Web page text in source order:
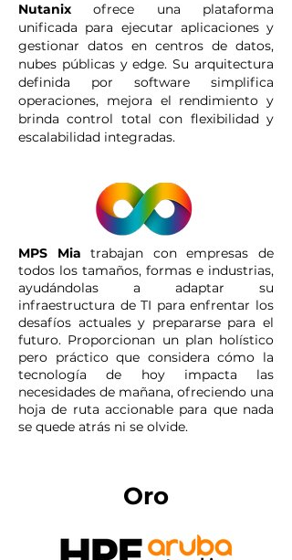
Nutanixofrece una plataforma
unificada para ejecutar aplicaciones y
gestionar datos en centros de datos,
nubes públicas y edge. Su arquitectura
definida por software simplifica
operaciones, mejora el rendimiento y
brinda control total con flexibilidad y
escalabilidad integradas.
MPS Mia trabajan con empresas de
todos los tamaños, formas e industrias,
ayudándolas a adaptar su
infraestructura de TI para enfrentar los
desafíos actuales y prepararse para el
futuro. Proporcionan un plan holístico
pero práctico que considera cómo la
tecnología de hoy impacta las
necesidades de mañana, ofreciendo una
hoja de ruta accionable para que nada
se quede atrás ni se olvide.
Oro